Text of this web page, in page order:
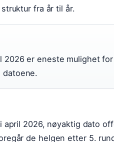
fra år til år.
2026 er eneste mulighet
datoene.
april 2026, nøyaktig dato
de helgen etter 5.